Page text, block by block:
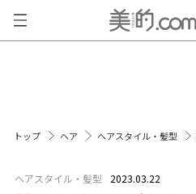
トップ ヘア ヘアスタイル・髪型
ヘアスタイル・髪型 2023.03.22